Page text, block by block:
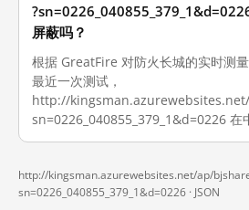
屏蔽吗？
根据 GreatFire 对防火长城的实时测
最近一次测试，
http://
sn=0226_040855_379_1&d=0226 在
http://kingsman.azurewebsites.net/ap/
sn=0226_040855_379_1&d=0226 · JSON